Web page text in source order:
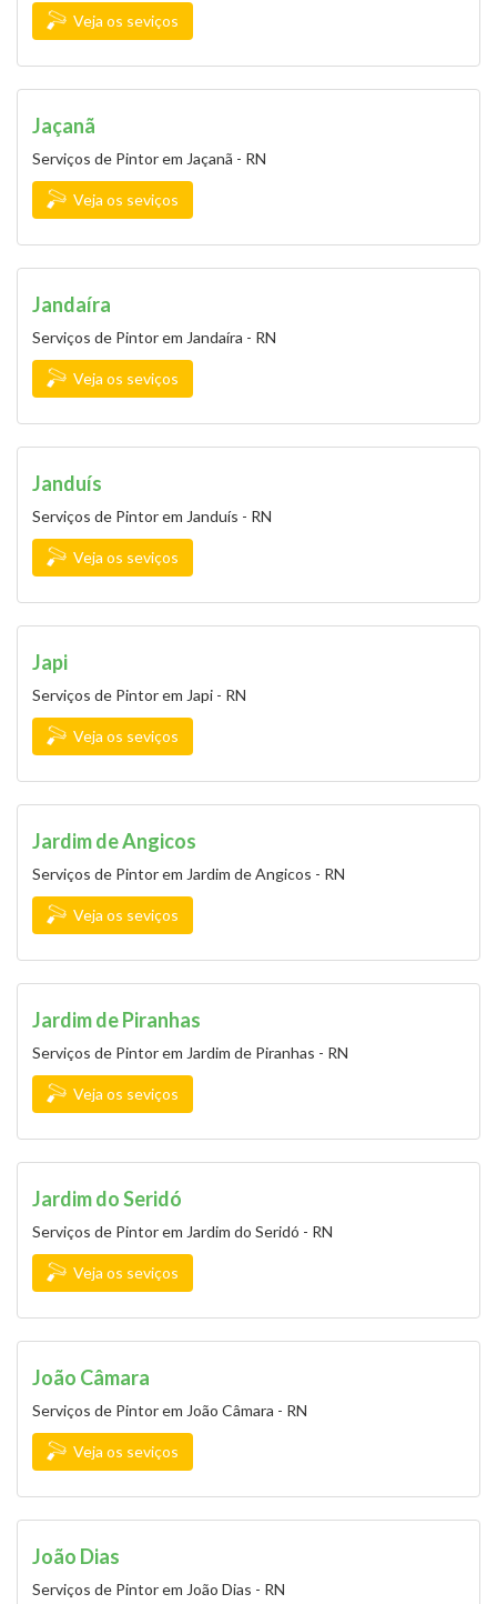
Veja os seviços
Jaçanã
Serviços de Pintor em Jaçanã - RN
Veja os seviços
Jandaíra
Serviços de Pintor em Jandaíra - RN
Veja os seviços
Janduís
Serviços de Pintor em Janduís - RN
Veja os seviços
Japi
Serviços de Pintor em Japi - RN
Veja os seviços
Jardim de Angicos
Serviços de Pintor em Jardim de Angicos - RN
Veja os seviços
Jardim de Piranhas
Serviços de Pintor em Jardim de Piranhas - RN
Veja os seviços
Jardim do Seridó
Serviços de Pintor em Jardim do Seridó - RN
Veja os seviços
João Câmara
Serviços de Pintor em João Câmara - RN
Veja os seviços
João Dias
Serviços de Pintor em João Dias - RN